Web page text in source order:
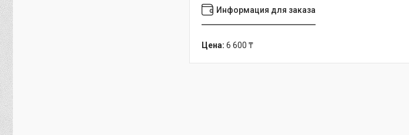
Информация для заказа
Цена: 6 600 ₸